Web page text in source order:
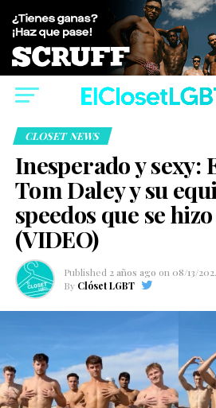
CLOSET NEWS
Inesperado y sexy:
Tom Daley y su
speedos que se
(VIDEO)
Published 2 años ago on 08/13/
By Clóset LGBT